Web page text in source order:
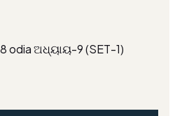
odia ଅଧ୍ୟାୟ-9 (SET-1)